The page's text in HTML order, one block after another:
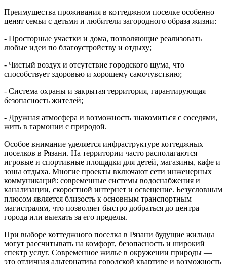
Преимущества проживания в коттеджном поселке особенно
ценят семьи с детьми и любители загородного образа жизни:
- Просторные участки и дома, позволяющие реализовать
любые идеи по благоустройству и отдыху;
- Чистый воздух и отсутствие городского шума, что
способствует здоровью и хорошему самочувствию;
- Система охраны и закрытая территория, гарантирующая
безопасность жителей;
- Дружная атмосфера и возможность знакомиться с соседями,
жить в гармонии с природой.
Особое внимание уделяется инфраструктуре коттеджных
поселков в Рязани. На территории часто располагаются
игровые и спортивные площадки для детей, магазины, кафе и
зоны отдыха. Многие проекты включают сети инженерных
коммуникаций: современные системы водоснабжения и
канализации, скоростной интернет и освещение. Безусловным
плюсом является близость к основным транспортным
магистралям, что позволяет быстро добраться до центра
города или выехать за его пределы.
При выборе коттеджного поселка в Рязани будущие жильцы
могут рассчитывать на комфорт, безопасность и широкий
спектр услуг. Современное жилье в окружении природы —
это отличная альтернатива городской квартире и возможность